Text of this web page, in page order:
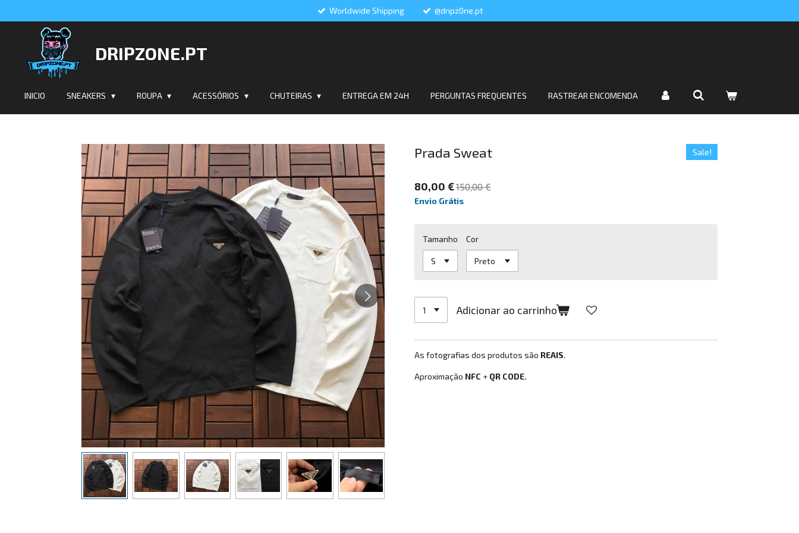
conteúdo
principal
Worldwide Shipping @dripz0ne.pt
DRIPZONE.PT
INICIO SNEAKERS ROUPA ACESSÓRIOS CHUTEIRAS ENTREGA EM 24H PERGUNTAS FREQUENTES RASTREAR ENCOMENDA
Prada Sweat Sale!
80,00 €150,00 €
Envio Grátis
Tamanho Cor
Adicionar ao carrinho
As fotografias dos produtos são REAIS.
Aproximação NFC + QR CODE.